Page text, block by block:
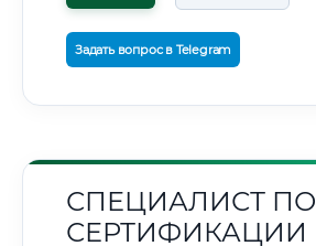
Задать вопрос в Telegram
СПЕЦИАЛИСТ ПО
СЕРТИФИКАЦИИ